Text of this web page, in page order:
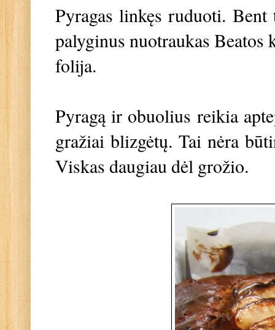
Pyragas linkęs ruduoti.
palyginus nuotraukas
folija.
Pyragą ir obuolius reikia
gražiai blizgėtų. Tai nėra
Viskas daugiau dėl grožio.